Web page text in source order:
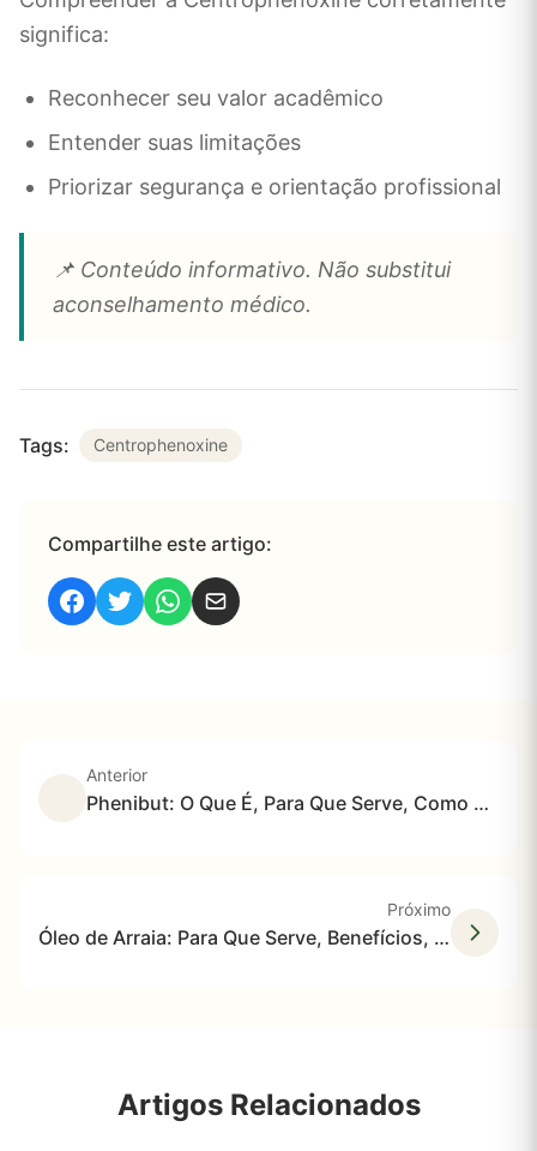
significa:
Reconhecer seu valor acadêmico
Entender suas limitações
Priorizar segurança e orientação profissional
📌 Conteúdo informativo. Não substitui
aconselhamento médico.
Tags: Centrophenoxine
Compartilhe este artigo:
Anterior
Phenibut: O Que É, Para Que Serve, Como Atua no Cérebro e Quais São os Riscos e Limitações Segundo a Ciência
Próximo
Óleo de Arraia: Para Que Serve, Benefícios, Como Usar e Onde Comprar com Segurança
Artigos Relacionados